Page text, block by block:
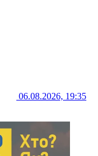
06.08.2026, 19:35